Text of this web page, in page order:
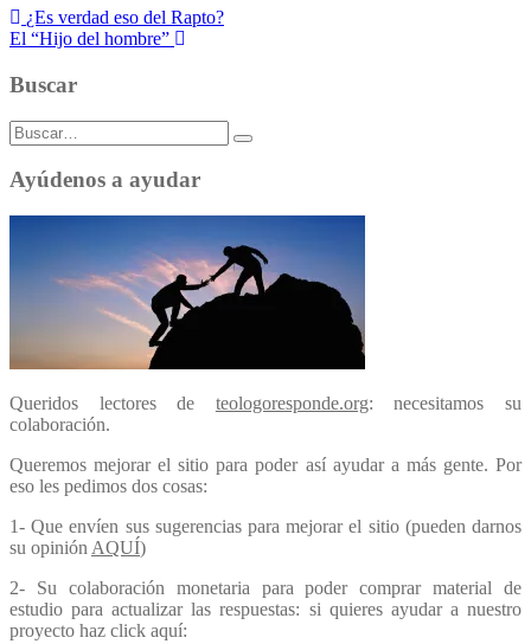
Navegación
de
entradas
¿Es verdad eso del Rapto?
El “Hijo del hombre”
Buscar
Buscar:
Ayúdenos a ayudar
Queridos lectores de teologoresponde.org: necesitamos su
colaboración.
Queremos mejorar el sitio para poder así ayudar a más gente. Por
eso les pedimos dos cosas:
1- Que envíen sus sugerencias para mejorar el sitio (pueden darnos
su opinión AQUÍ)
2- Su colaboración monetaria para poder comprar material de
estudio para actualizar las respuestas: si quieres ayudar a nuestro
proyecto haz click aquí: